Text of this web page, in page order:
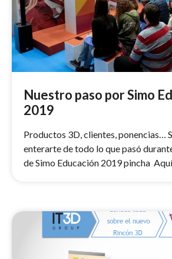
Nuestro paso por Simo
2019
Productos 3D, clientes, ponencias…
enterarte de todo lo que pasó
de Simo Educación 2019 pincha